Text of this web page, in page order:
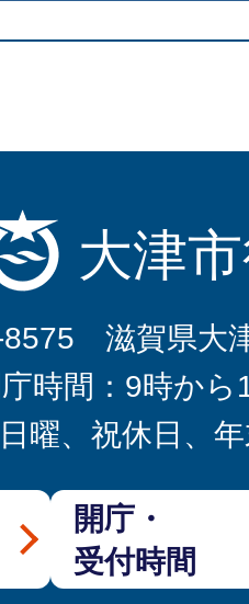
大津
8575 滋賀県大
時間：9時から
日曜、祝休日、
開庁・
受付時間